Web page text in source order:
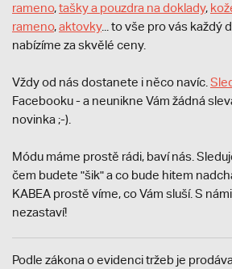
rameno,tašky a pouzdra na doklady,
rameno,aktovky... to vše pro vás každý
nabízíme za skvělé ceny.
Vždy od nás dostanete i něco navíc. S
Facebooku - a neunikne Vám žádná
novinka ;-).
Módu máme prostě rádi, baví nás.
čem budete "šik" a co bude hitem
KABEA prostě víme, co Vám sluší. S
nezastaví!
Podle zákona o evidenci tržeb je